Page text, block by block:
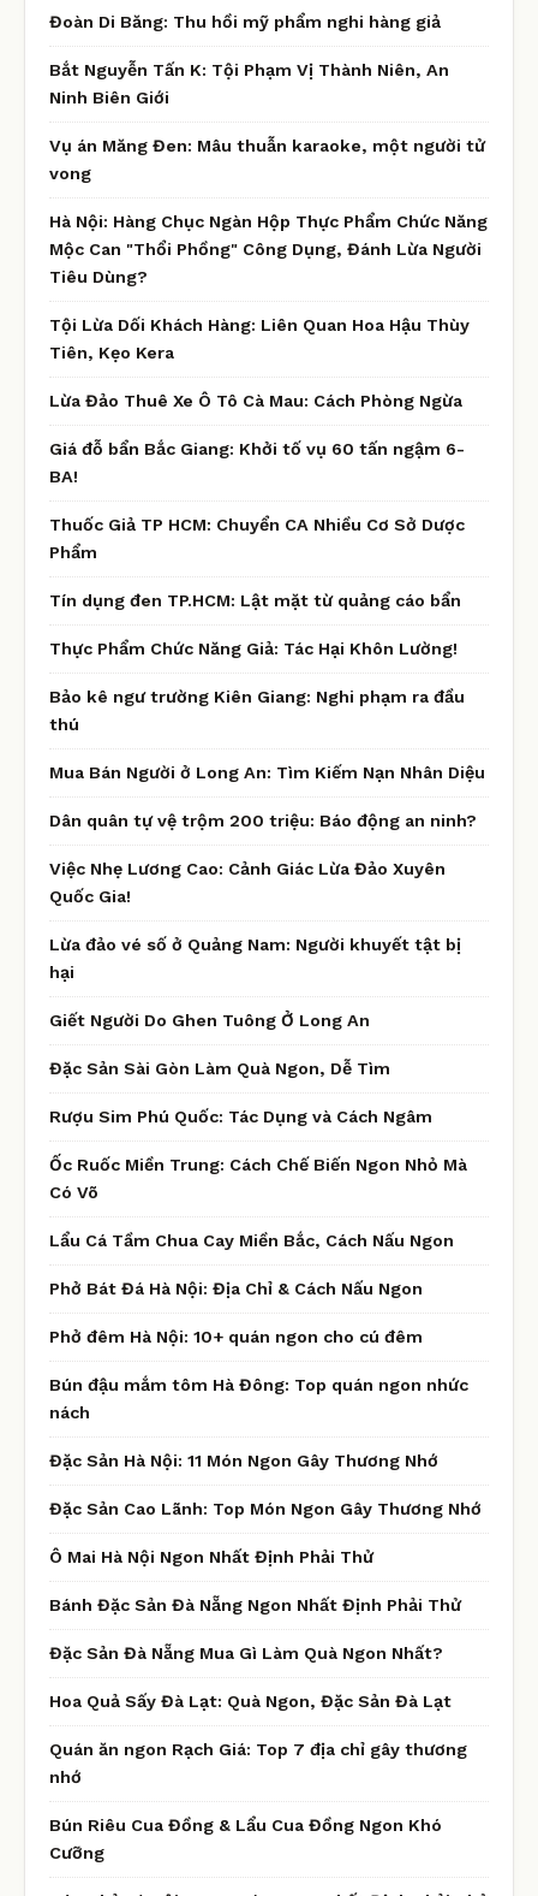
Đoàn Di Băng: Thu hồi mỹ phẩm nghi hàng giả
Bắt Nguyễn Tấn K: Tội Phạm Vị Thành Niên, An
Ninh Biên Giới
Vụ án Măng Đen: Mâu thuẫn karaoke, một người tử
vong
Hà Nội: Hàng Chục Ngàn Hộp Thực Phẩm Chức Năng
Mộc Can "Thổi Phồng" Công Dụng, Đánh Lừa Người
Tiêu Dùng?
Tội Lừa Dối Khách Hàng: Liên Quan Hoa Hậu Thùy
Tiên, Kẹo Kera
Lừa Đảo Thuê Xe Ô Tô Cà Mau: Cách Phòng Ngừa
Giá đỗ bẩn Bắc Giang: Khởi tố vụ 60 tấn ngậm 6-
BA!
Thuốc Giả TP HCM: Chuyển CA Nhiều Cơ Sở Dược
Phẩm
Tín dụng đen TP.HCM: Lật mặt từ quảng cáo bẩn
Thực Phẩm Chức Năng Giả: Tác Hại Khôn Lường!
Bảo kê ngư trường Kiên Giang: Nghi phạm ra đầu
thú
Mua Bán Người ở Long An: Tìm Kiếm Nạn Nhân Diệu
Dân quân tự vệ trộm 200 triệu: Báo động an ninh?
Việc Nhẹ Lương Cao: Cảnh Giác Lừa Đảo Xuyên
Quốc Gia!
Lừa đảo vé số ở Quảng Nam: Người khuyết tật bị
hại
Giết Người Do Ghen Tuông Ở Long An
Đặc Sản Sài Gòn Làm Quà Ngon, Dễ Tìm
Rượu Sim Phú Quốc: Tác Dụng và Cách Ngâm
Ốc Ruốc Miền Trung: Cách Chế Biến Ngon Nhỏ Mà
Có Võ
Lẩu Cá Tầm Chua Cay Miền Bắc, Cách Nấu Ngon
Phở Bát Đá Hà Nội: Địa Chỉ & Cách Nấu Ngon
Phở đêm Hà Nội: 10+ quán ngon cho cú đêm
Bún đậu mắm tôm Hà Đông: Top quán ngon nhức
nách
Đặc Sản Hà Nội: 11 Món Ngon Gây Thương Nhớ
Đặc Sản Cao Lãnh: Top Món Ngon Gây Thương Nhớ
Ô Mai Hà Nội Ngon Nhất Định Phải Thử
Bánh Đặc Sản Đà Nẵng Ngon Nhất Định Phải Thử
Đặc Sản Đà Nẵng Mua Gì Làm Quà Ngon Nhất?
Hoa Quả Sấy Đà Lạt: Quà Ngon, Đặc Sản Đà Lạt
Quán ăn ngon Rạch Giá: Top 7 địa chỉ gây thương
nhớ
Bún Riêu Cua Đồng & Lẩu Cua Đồng Ngon Khó
Cưỡng